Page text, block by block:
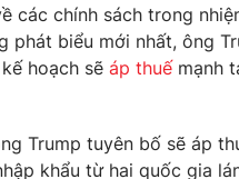
nghiệp
các chính sách trong
phát biểu mới nhất, ông
hoạch sẽ áp thuếmạnh
Trump tuyên bố sẽ áp
khẩu từ hai quốc gia